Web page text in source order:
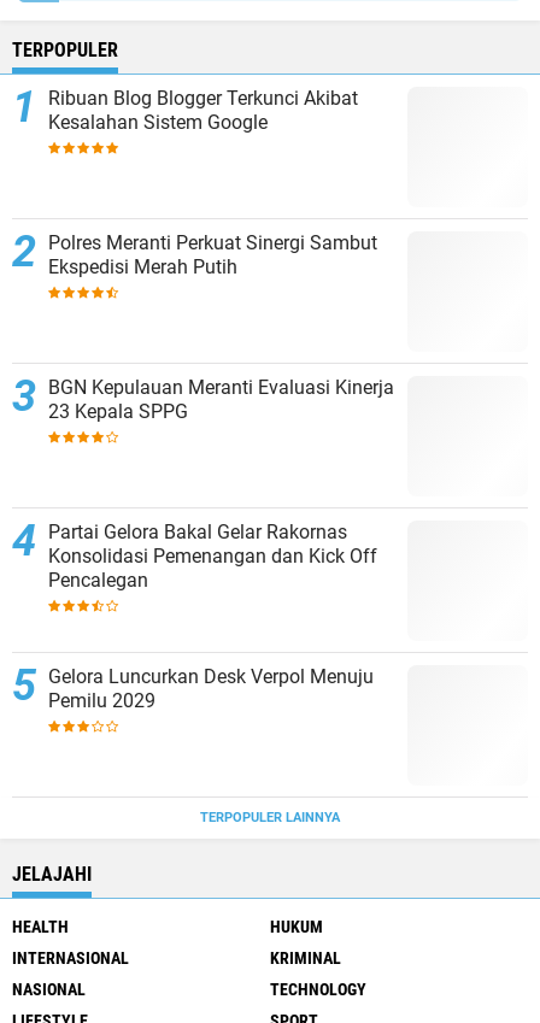
TERPOPULER
Ribuan Blog Blogger Terkunci Akibat
Kesalahan Sistem Google
Polres Meranti Perkuat Sinergi Sambut
Ekspedisi Merah Putih
BGN Kepulauan Meranti Evaluasi Kinerja
23 Kepala SPPG
Partai Gelora Bakal Gelar Rakornas
Konsolidasi Pemenangan dan Kick Off
Pencalegan
Gelora Luncurkan Desk Verpol Menuju
Pemilu 2029
TERPOPULER LAINNYA
JELAJAHI
HEALTH
HUKUM
INTERNASIONAL
KRIMINAL
NASIONAL
TECHNOLOGY